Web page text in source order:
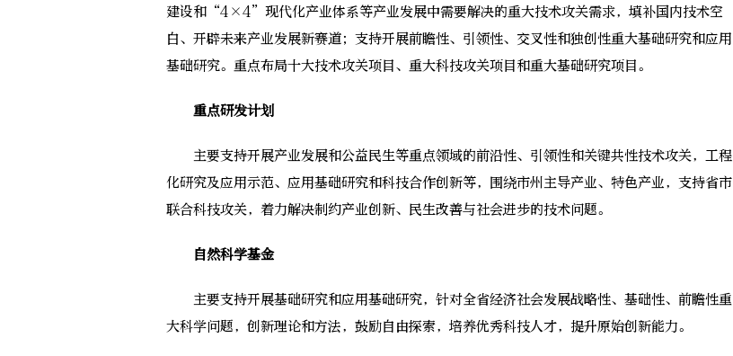
建设和“4×4”现代化产业体系等产业发展中需要解决的重大技术攻关需求，填补国内技术空
白、开辟未来产业发展新赛道；支持开展前瞻性、引领性、交叉性和独创性重大基础研究和应用
基础研究。重点布局十大技术攻关项目、重大科技攻关项目和重大基础研究项目。
重点研发计划
主要支持开展产业发展和公益民生等重点领域的前沿性、引领性和关键共性技术攻关，工程
化研究及应用示范、应用基础研究和科技合作创新等，围绕市州主导产业、特色产业，支持省市
联合科技攻关，着力解决制约产业创新、民生改善与社会进步的技术问题。
自然科学基金
主要支持开展基础研究和应用基础研究，针对全省经济社会发展战略性、基础性、前瞻性重
大科学问题，创新理论和方法，鼓励自由探索，培养优秀科技人才，提升原始创新能力。